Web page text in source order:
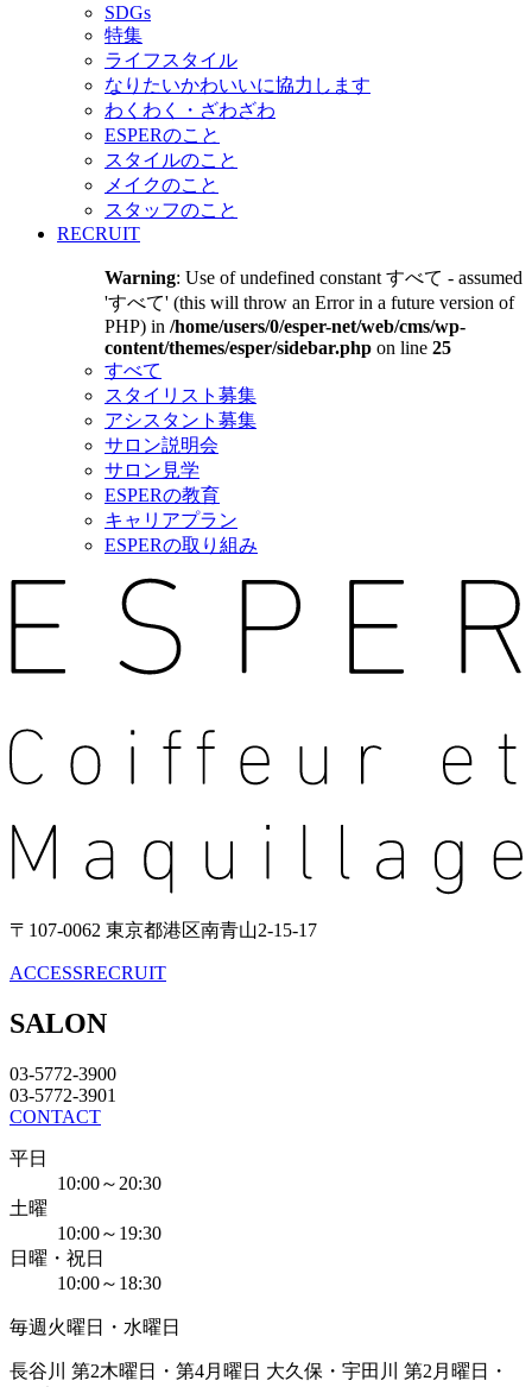
SDGs
特集
ライフスタイル
なりたいかわいいに協力します
わくわく・ざわざわ
ESPERのこと
スタイルのこと
メイクのこと
スタッフのこと
RECRUIT
Warning: Use of undefined constant すべて - assumed
'すべて' (this will throw an Error in a future version of
PHP) in /home/users/0/esper-net/web/cms/wp-
content/themes/esper/sidebar.php on line 25
すべて
スタイリスト募集
アシスタント募集
サロン説明会
サロン見学
ESPERの教育
キャリアプラン
ESPERの取り組み
〒107-0062 東京都港区南青山2-15-17
ACCESSRECRUIT
SALON
03-5772-3900
03-5772-3901
CONTACT
平日
10:00～20:30
土曜
10:00～19:30
日曜・祝日
10:00～18:30
毎週火曜日・水曜日
長谷川 第2木曜日・第4月曜日 大久保・宇田川 第2月曜日・